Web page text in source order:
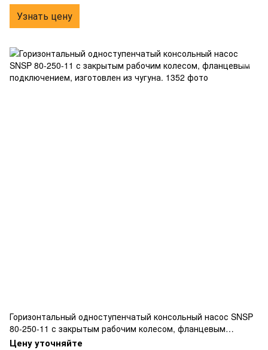
Узнать цену
Горизонтальный одноступенчатый консольный насос SNSP
80-250-11 с закрытым рабочим колесом, фланцевым
подключением, изготовлен из чугуна.
Цену уточняйте